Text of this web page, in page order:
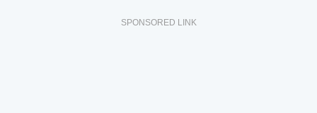
SPONSORED LINK